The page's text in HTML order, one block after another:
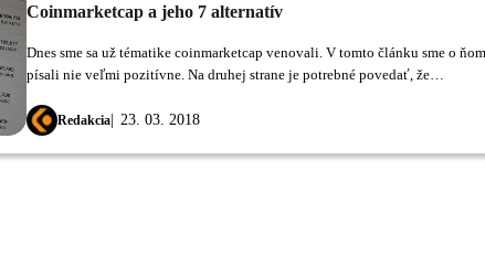
Coinmarketcap a jeho 7 alternatív
Redakcia 23. 03. 2018
Dnes sme sa už tématike coinmarketcap venovali. V tomto článku sme o ňom
písali nie veľmi pozitívne. Na druhej strane je potrebné povedať, že